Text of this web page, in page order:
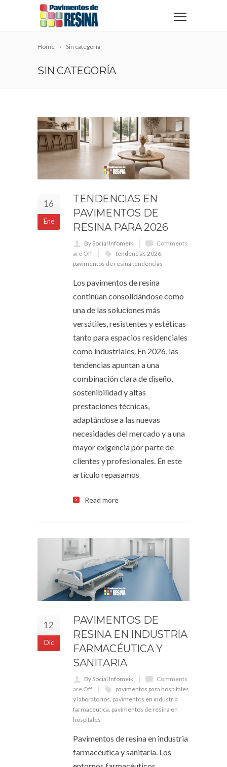
Home Sin categoría
SIN CATEGORÍA
16
Ene
TENDENCIAS EN
PAVIMENTOS DE
RESINA PARA 2026
By Social Infomeik
Comments
are Off
tendencias 2026,
pavimentos de resina tendencias
Los pavimentos de resina
continúan consolidándose como
una de las soluciones más
versátiles, resistentes y estéticas
tanto para espacios residenciales
como industriales. En 2026, las
tendencias apuntan a una
combinación clara de diseño,
sostenibilidad y altas
prestaciones técnicas,
adaptándose a las nuevas
necesidades del mercado y a una
mayor exigencia por parte de
clientes y profesionales. En este
artículo repasamos
Read more
12
Dic
PAVIMENTOS DE
RESINA EN INDUSTRIA
FARMACÉUTICA Y
SANITARIA
By Social Infomeik
Comments
are Off
pavimentos para hospitales
y laboratorios, pavimentos en industria
farmaceutica, pavimentos de resina en
hospitales
Pavimentos de resina en industria
farmacéutica y sanitaria. Los